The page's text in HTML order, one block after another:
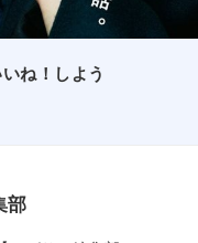
ね！しよう
部